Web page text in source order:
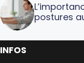
postures
INFOS